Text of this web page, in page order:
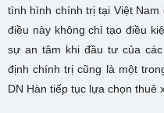
tình hình chính trị tại Việt
điều này không chỉ tạo điều
sự an tâm khi đầu tư của
định chính trị cũng là một
DN Hàn tiếp tục lựa chọn thuê